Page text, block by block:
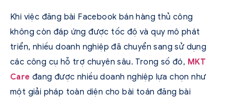
Khi việc đăng bài Facebook bán hàng thủ công
không còn đáp ứng được tốc độ và quy mô phát
triển, nhiều doanh nghiệp đã chuyển sang sử dụng
các công cụ hỗ trợ chuyên sâu. Trong số đó, MKT
Care đang được nhiều doanh nghiệp lựa chọn như
một giải pháp toàn diện cho bài toán đăng bài